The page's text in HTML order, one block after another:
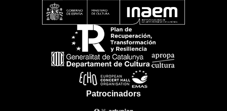
Patrocinadors